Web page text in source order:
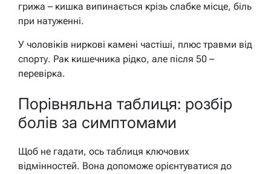
грижа – кишка випинається крізь слабке місце, біль
при натуженні.
У чоловіків ниркові камені частіші, плюс травми від
спорту. Рак кишечника рідко, але після 50 –
перевірка.
Порівняльна таблиця: розбір
болів за симптомами
Щоб не гадати, ось таблиця ключових
відмінностей. Вона допоможе орієнтуватися до